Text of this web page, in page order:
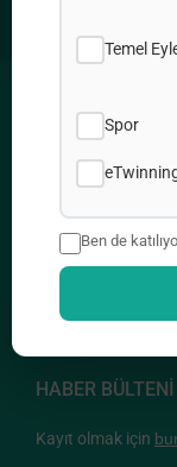
HABER BÜLTENİ
Kayıt olmak için
Temel
Spor
Ben de